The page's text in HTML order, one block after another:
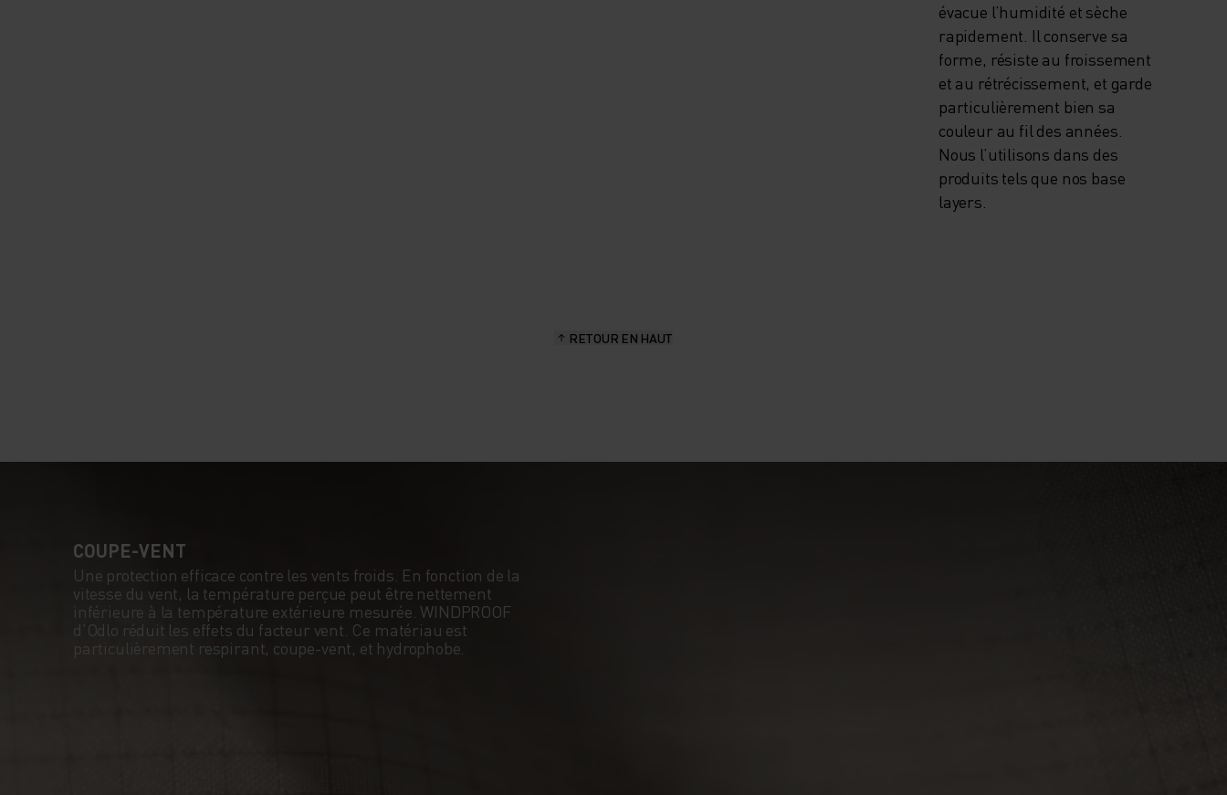
évacue l’humidité et sèche
rapidement. Il conserve sa
forme, résiste au froissement
et au rétrécissement, et garde
particulièrement bien sa
couleur au fil des années.
Nous l’utilisons dans des
produits tels que nos base
layers.
RETOUR EN HAUT
COUPE-VENT
Une protection efficace contre les vents froids. En fonction de la
vitesse du vent, la température perçue peut être nettement
inférieure à la température extérieure mesurée. WINDPROOF
d'Odlo réduit les effets du facteur vent. Ce matériau est
particulièrement respirant, coupe-vent, et hydrophobe.